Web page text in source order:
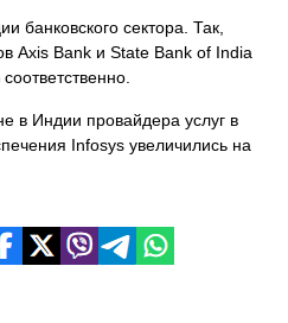
банковского сектора. Так,
Axis Bank и State Bank of India
в Индии провайдера услуг в
Infosys увеличились на